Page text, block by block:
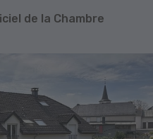
de la Chambre